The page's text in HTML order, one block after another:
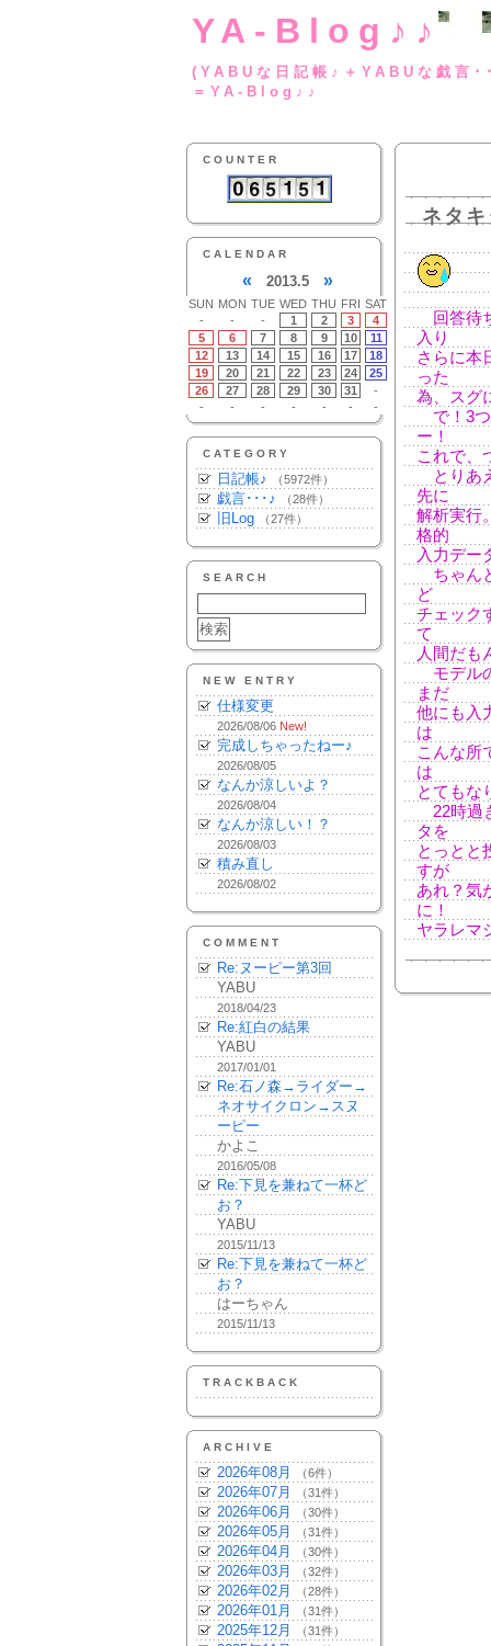
YA-Blog♪♪
(YABUな日記帳♪
＝YA-Blog♪♪
COUNTER
CALENDAR
« 2013.5 »
SUN MON TUE WED THU FRI SAT
-
- - 1 2 3
4
5
6 7 8 9 10
11
12
13 14 15 16 17
18
19
20 21 22 23 24
25
26
27 28 29 30 31
-
-
- - - - - -
CATEGORY
日記帳♪ （5972件）
戯言･･･♪ （28件）
旧Log （27件）
SEARCH
NEW ENTRY
仕様変更
2026/08/06 New!
完成しちゃったねー♪
2026/08/05
なんか涼しいよ？
2026/08/04
なんか涼しい！？
2026/08/03
積み直し
2026/08/02
COMMENT
Re:ヌーピー第3回
YABU
2018/04/23
Re:紅白の結果
YABU
2017/01/01
Re:石ノ森→ライダー→
ネオサイクロン→スヌ
ーピー
かよこ
2016/05/08
Re:下見を兼ねて一杯ど
お？
YABU
2015/11/13
Re:下見を兼ねて一杯ど
お？
はーちゃん
2015/11/13
TRACKBACK
ARCHIVE
2026年08月 （6件）
2026年07月 （31件）
2026年06月 （30件）
2026年05月 （31件）
2026年04月 （30件）
2026年03月 （32件）
2026年02月 （28件）
2026年01月 （31件）
2025年12月 （31件）
ネタ
回答待
入り
さらに本
った
為、スグ
で！3つ
ー！
これで、
とりあ
先に
解析実行
格的
入力デー
ちゃん
ど
チェック
て
人間だも
モデル
まだ
他にも入
は
こんな所
は
とてもな
22時過
タを
とっとと
すが
あれ？気
に！
ヤラレマ